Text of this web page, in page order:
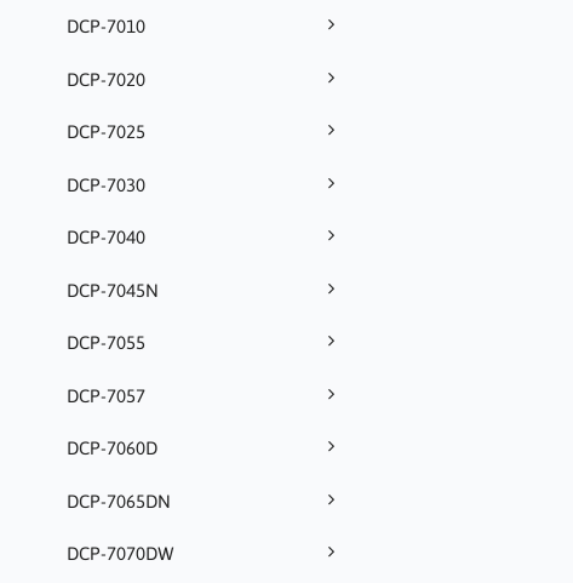
DCP-7010
DCP-7020
DCP-7025
DCP-7030
DCP-7040
DCP-7045N
DCP-7055
DCP-7057
DCP-7060D
DCP-7065DN
DCP-7070DW